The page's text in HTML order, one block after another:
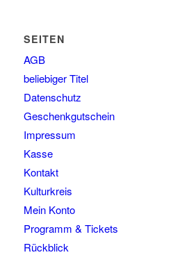
SEITEN
AGB
beliebiger Titel
Datenschutz
Geschenkgutschein
Impressum
Kasse
Kontakt
Kulturkreis
Mein Konto
Programm & Tickets
Rückblick